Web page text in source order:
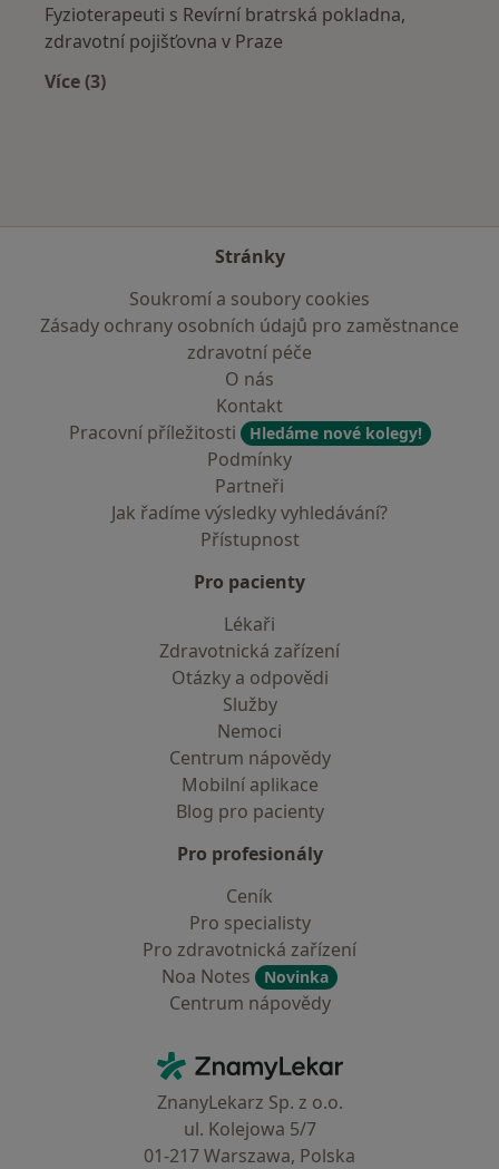
Fyzioterapeuti s Revírní bratrská pokladna,
zdravotní pojišťovna v Praze
Více (3)
Stránky
Soukromí a soubory cookies
Zásady ochrany osobních údajů pro zaměstnance
zdravotní péče
O nás
Kontakt
Pracovní příležitosti
Hledáme nové kolegy!
Podmínky
Partneři
Jak řadíme výsledky vyhledávání?
Přístupnost
Pro pacienty
Lékaři
Zdravotnická zařízení
Otázky a odpovědi
Služby
Nemoci
Centrum nápovědy
Mobilní aplikace
Blog pro pacienty
Pro profesionály
Ceník
Pro specialisty
Pro zdravotnická zařízení
Noa Notes
Novinka
Centrum nápovědy
ZnamyLekar - Hlavní stránka
ZnanyLekarz Sp. z o.o.
ul. Kolejowa 5/7
01-217 Warszawa, Polska